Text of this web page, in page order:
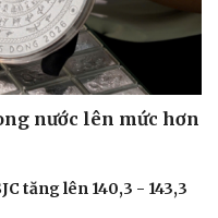
nước lên mức hơn
tăng lên 140,3 - 143,3